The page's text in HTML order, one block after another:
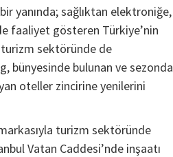
yanında; sağlıktan elektroniğe,
faaliyet gösteren Türkiye’nin
turizm sektöründe de
bünyesinde bulunan ve sezonda
oteller zincirine yenilerini
turizm sektöründe
Vatan Caddesi’nde inşaatı